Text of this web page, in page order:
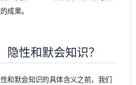
成果。
隐性和默会知识？
和默会知识的具体含义之前，我们